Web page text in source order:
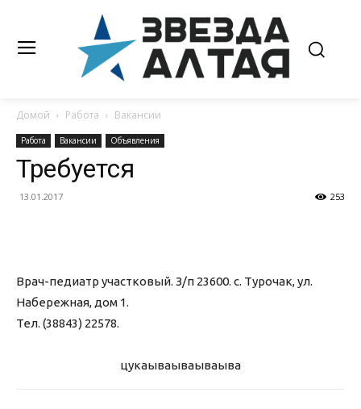
Домой Работа Вакансии
Работа Вакансии Объявления
Требуется
13.01.2017 253
Врач-педиатр участковый. З/п 23600. с. Турочак, ул.
Набережная, дом 1.
Тел. (38843) 22578.
цукаываываываыва